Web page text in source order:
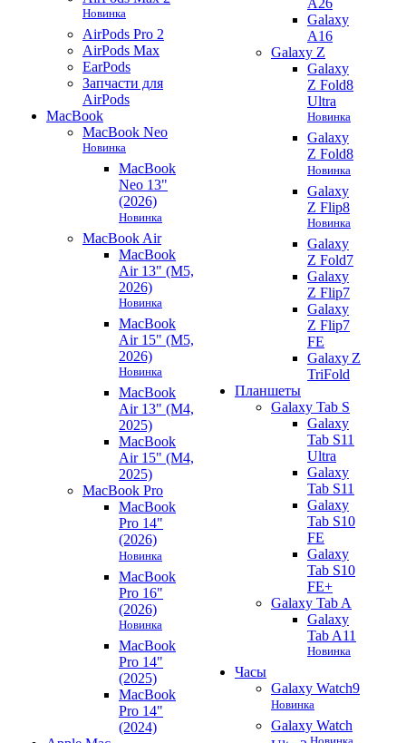
Новинка
AirPods Pro 2
AirPods Max
EarPods
Запчасти для
AirPods
MacBook
MacBook Neo
Новинка
MacBook
Neo 13"
(2026)
Новинка
MacBook Air
MacBook
Air 13" (M5,
2026)
Новинка
MacBook
Air 15" (M5,
2026)
Новинка
MacBook
Air 13" (M4,
2025)
MacBook
Air 15" (M4,
2025)
MacBook Pro
MacBook
Pro 14"
(2026)
Новинка
MacBook
Pro 16"
(2026)
Новинка
MacBook
Pro 14"
(2025)
MacBook
Pro 14"
(2024)
A26
Galaxy
A16
Galaxy Z
Galaxy
Z Fold8
Ultra
Новинка
Galaxy
Z Fold8
Новинка
Galaxy
Z Flip8
Новинка
Galaxy
Z Fold7
Galaxy
Z Flip7
Galaxy
Z Flip7
FE
Galaxy Z
TriFold
Планшеты
Galaxy Tab S
Galaxy
Tab S11
Ultra
Galaxy
Tab S11
Galaxy
Tab S10
FE
Galaxy
Tab S10
FE+
Galaxy Tab A
Galaxy
Tab A11
Новинка
Часы
Galaxy Watch9
Новинка
Galaxy Watch